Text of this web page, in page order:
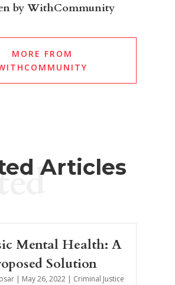
byWithCommunity
MORE FROM
Articles
Mental Health: A
Solution
| May 26, 2022 | Criminal Justice